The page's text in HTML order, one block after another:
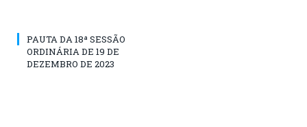
PAUTA DA 18ª SESSÃO
ORDINÁRIA DE 19 DE
DEZEMBRO DE 2023